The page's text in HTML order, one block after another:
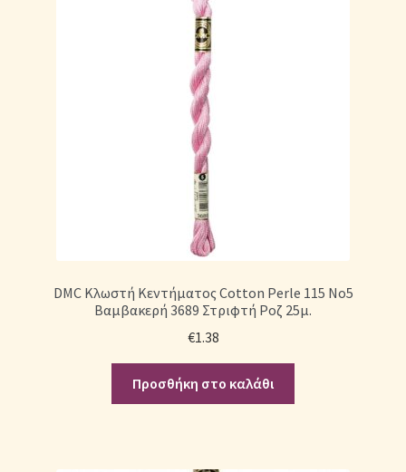
DMC Κλωστή Κεντήματος Cotton Perle 115 No5
Βαμβακερή 3689 Στριφτή Ροζ 25μ.
€1.38
Προσθήκη στο καλάθι